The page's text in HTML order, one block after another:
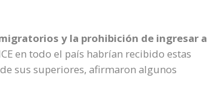
y la prohibición de ingresar a
en todo el país habrían recibido estas
sus superiores, afirmaron algunos